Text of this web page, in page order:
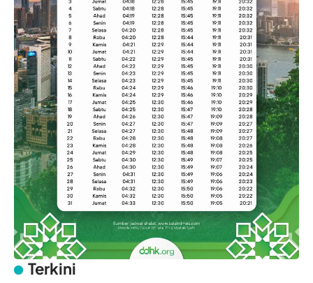
Terkini